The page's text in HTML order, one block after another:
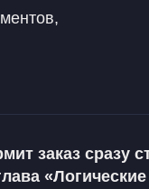
заказ сразу